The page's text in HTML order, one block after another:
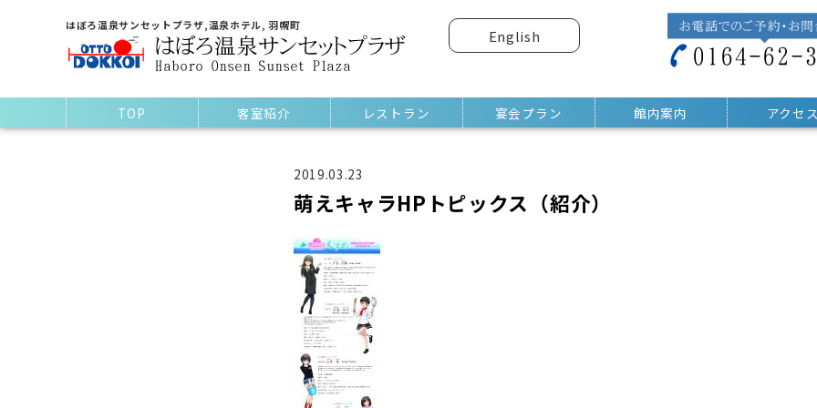
はぼろ温泉サンセットプラザ,温泉ホテル, 羽幌町
English
TOP 客室紹介 レストラン 宴会プラン 館内案内 アクセ
2019.03.23
萌えキャラHPトピックス（紹介）